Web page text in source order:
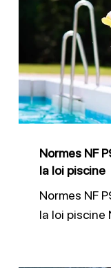
à
309
:
piscine
Normes NF
la loi piscine
Normes NF
la loi piscine